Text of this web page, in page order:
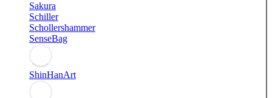
Sakura
Schiller
Schollershammer
SenseBag
ShinHanArt